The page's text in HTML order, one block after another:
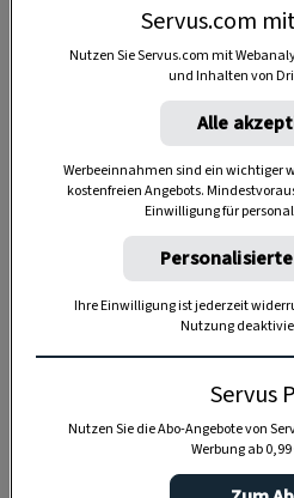
1:48 Stunden
2 Stunden
Servus.com
Nutzen Sie Servus.com mit
und Inhalten von
Alle
Werbeeinnahmen sind ein wichtiger
kostenfreien Angebots.
Einwilligung für
Ihre Einwilligung ist jederzeit
Nutzung
Servus
Nutzen Sie die Abo-Angebote von
Werbung ab